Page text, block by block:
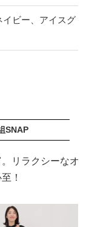
イビー、アイスグ
SNAP
リラクシーなオ
！